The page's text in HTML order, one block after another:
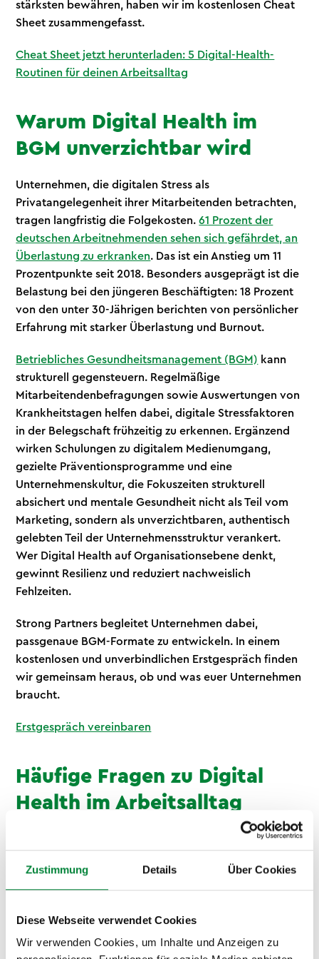
Zustimmung Details Über Cookies
Diese Webseite verwendet Cookies
Wir verwenden Cookies, um Inhalte und Anzeigen zu
stärksten bewähren, haben wir im kostenlosen Cheat
Sheet zusammengefasst.
Cheat Sheet jetzt herunterladen: 5 Digital-Health-
Routinen für deinen Arbeitsalltag
Warum Digital Health im
BGM unverzichtbar wird
Unternehmen, die digitalen Stress als
Privatangelegenheit ihrer Mitarbeitenden betrachten,
tragen langfristig die Folgekosten.61 Prozent der
deutschen Arbeitnehmenden sehen sich gefährdet, an
Überlastung zu erkranken. Das ist ein Anstieg um 11
Prozentpunkte seit 2018. Besonders ausgeprägt ist die
Belastung bei den jüngeren Beschäftigten: 18 Prozent
von den unter 30-Jährigen berichten von persönlicher
Erfahrung mit starker Überlastung und Burnout.
Betriebliches Gesundheitsmanagement (BGM) kann
strukturell gegensteuern. Regelmäßige
Mitarbeitendenbefragungen sowie Auswertungen von
Krankheitstagen helfen dabei, digitale Stressfaktoren
in der Belegschaft frühzeitig zu erkennen. Ergänzend
wirken Schulungen zu digitalem Medienumgang,
gezielte Präventionsprogramme und eine
Unternehmenskultur, die Fokuszeiten strukturell
absichert und mentale Gesundheit nicht als Teil vom
Marketing, sondern als unverzichtbaren, authentisch
gelebten Teil der Unternehmensstruktur verankert.
Wer Digital Health auf Organisationsebene denkt,
gewinnt Resilienz und reduziert nachweislich
Fehlzeiten.
Strong Partners begleitet Unternehmen dabei,
passgenaue BGM-Formate zu entwickeln. In einem
kostenlosen und unverbindlichen Erstgespräch finden
wir gemeinsam heraus, ob und was euer Unternehmen
braucht.
Erstgespräch vereinbaren
Häufige Fragen zu Digital
Health im Arbeitsalltag
Was ist Digital Health und
warum ist es im Job relevant?
Digital Health bezeichnet den bewussten,
und Technologien. Im beruflichen Kontext umfasst es